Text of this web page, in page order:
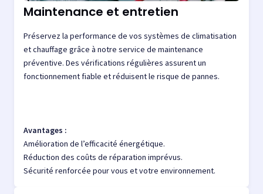
Maintenance et entretien
Préservez la performance de vos systèmes de climatisation
et chauffage grâce à notre service de maintenance
préventive. Des vérifications régulières assurent un
fonctionnement fiable et réduisent le risque de pannes.
Avantages :
Amélioration de l’efficacité énergétique.
Réduction des coûts de réparation imprévus.
Sécurité renforcée pour vous et votre environnement.